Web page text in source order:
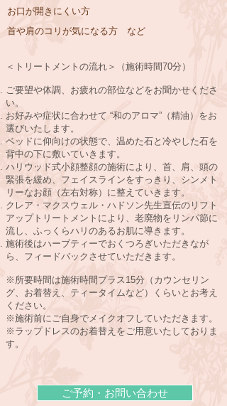
お口が開きにくい方
首や肩のコリが気になる方 など
＜トリートメントの流れ＞（施術時間70分）
ご要望や体調、お疲れの部位などをお聞かせくださ
い。
お好みや症状に合わせて “和のアロマ”（精油）をお
選びいたします。
ベッドに仰向けの状態で、温めた石と冷やした石を
背中の下に敷いていきます。
ハリウッド式小顔整顔の施術により、首、肩、頭の
緊張を緩め、フェイスラインをすっきり、シンメト
リーなお顔（左右対称）に整えていきます。
クレア・マクスウェル・ハドソン先生直伝のリフト
アップトリートメントにより、老廃物をリンパ節に
流し、ふっくらハリのあるお肌に導きます。
施術後はハーブティーでおくつろぎいただきなが
ら、フィードバックさせていただきます。
※所要時間は施術時間プラス15分（カウンセリン
グ、お着替え、ティータイムなど）くらいとお考え
ください。
※施術前にご自身でメイクオフしていただきます。
※ラップドレスのお着替えをご用意いたしておりま
す。
ご予約・お問い合わせ